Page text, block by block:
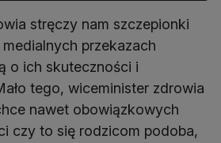
stręczy nam szczepionki
przekazach
o ich skuteczności i
tego, wiceminister zdrowia
nawet obowiązkowych
czy to się rodzicom podoba,